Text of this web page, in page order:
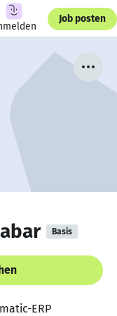
Job posten
Basis
ERP